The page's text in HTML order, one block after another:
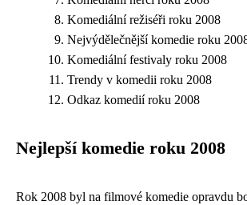
Komediální režiséři roku 2008
Nejvýdělečnější komedie roku
Komediální festivaly roku 2008
Trendy v komedii roku 2008
Odkaz komedií roku 2008
Nejlepší komedie roku 2008
Rok 2008 byl na filmové komedie opravdu